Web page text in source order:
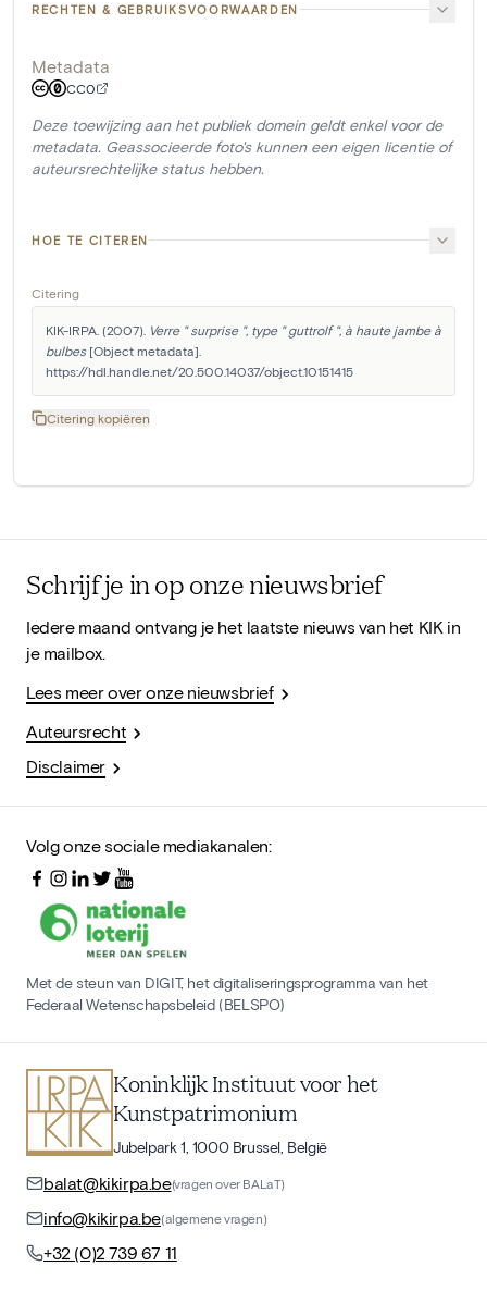
RECHTEN & GEBRUIKSVOORWAARDEN
Metadata
CC0
Deze toewijzing aan het publiek domein geldt enkel voor de
metadata. Geassocieerde foto's kunnen een eigen licentie of
auteursrechtelijke status hebben.
HOE TE CITEREN
Citering
KIK-IRPA. (2007). Verre " surprise ", type " guttrolf ", à haute jambe à
bulbes [Object metadata].
https://hdl.handle.net/20.500.14037/object.10151415
Citering kopiëren
Schrijf je in op onze nieuwsbrief
Iedere maand ontvang je het laatste nieuws van het KIK in
je mailbox.
Lees meer over onze nieuwsbrief
Auteursrecht
Disclaimer
Volg onze sociale mediakanalen:
Met de steun van DIGIT, het digitaliseringsprogramma van het
Federaal Wetenschapsbeleid (BELSPO)
Koninklijk Instituut voor het
Kunstpatrimonium
Jubelpark 1, 1000 Brussel, België
balat@kikirpa.be(vragen over BALaT)
info@kikirpa.be(algemene vragen)
+32 (0)2 739 67 11